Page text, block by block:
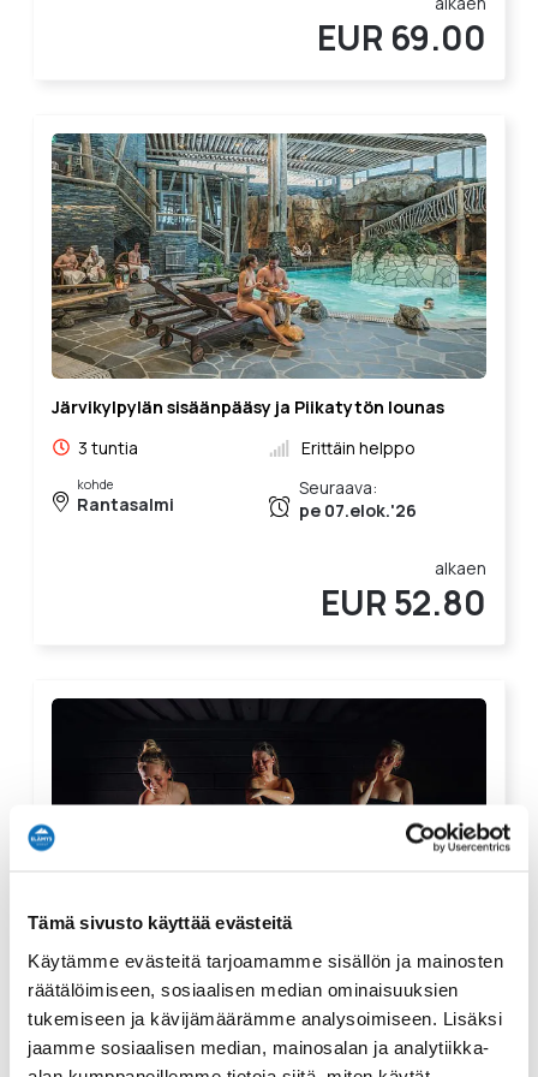
Tämä sivusto käyttää evästeitä
Käytämme evästeitä tarjoamamme sisällön ja mainosten
räätälöimiseen, sosiaalisen median ominaisuuksien
tukemiseen ja kävijämäärämme analysoimiseen. Lisäksi
jaamme sosiaalisen median, mainosalan ja analytiikka-
EUR 69.00
Järvikylpylän sisäänpääsy ja Piikatytön lounas
3 tuntia
Erittäin helppo
kohde
Rantasalmi
Seuraava:
pe 07.elok.'26
alkaen
EUR 52.80
Savusauna & Poreallas Varjolassa
2 tuntia
Helppo
kohde
Seuraava: